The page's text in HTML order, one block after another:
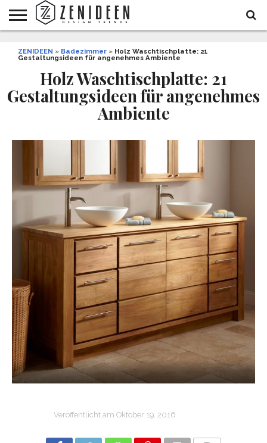
INNENDESIGN
ARCHITEKTUR
GARTEN
UND
LIFESTYLE
DEKO
&
DIY
STYLE
REZEPTE
GESUNDHEIT
WEIHNACHTEN
ZENIDEEN » Badezimmer » Holz Waschtischplatte: 21
Gestaltungsideen für angenehmes Ambiente
Holz Waschtischplatte: 21
Gestaltungsideen für angenehmes
Ambiente
Veröffentlicht am Oktober 19, 2016